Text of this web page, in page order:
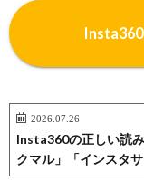
2026.07.26
Insta360の正しい読
クマル」「インスタ